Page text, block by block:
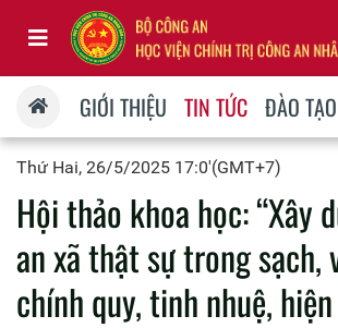
GIỚI THIỆU TIN TỨC ĐÀO
Thứ Hai, 26/5/2025 17:0'(GMT+7)
Hội thảo khoa học: “Xây
an xã thật sự trong sạch,
chính quy, tinh nhuệ,